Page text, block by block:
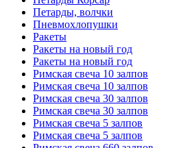
Петарды, волчки
Пневмохлопушки
Ракеты
Ракеты на новый год
Ракеты на новый год
Римская свеча 10 залпов
Римская свеча 10 залпов
Римская свеча 30 залпов
Римская свеча 30 залпов
Римская свеча 5 залпов
Римская свеча 5 залпов